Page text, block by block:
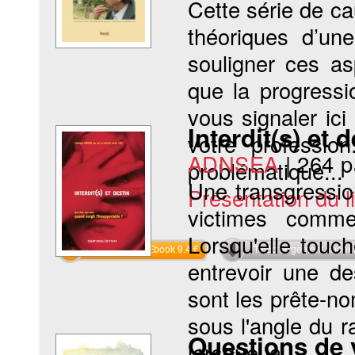
Cette série de
théoriques
souligner ces
que la
vous signaler
votre
problématique...
Présentation du
Commander l'Ebook 9.4 € Téléchargement
Interdit(s) et
ADNSEA|264
Une
victimes
Lorsqu'elle
entrevoir une
sont les prête-
sous l'angle du
Questions de